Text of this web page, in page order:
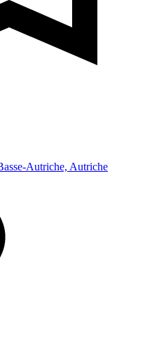
Autriche, Autriche